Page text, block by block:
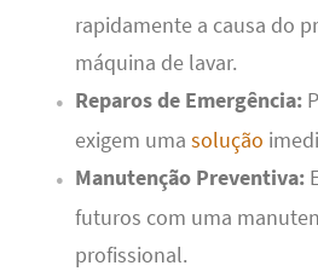
rapidamente a causa do
máquina de lavar.
Reparos de Emergência:
exigem uma solução
Manutenção Preventiva:
futuros com uma
profissional.